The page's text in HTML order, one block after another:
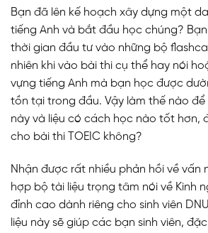
Bạn đã lên kế hoạch xây dựng một
tiếng Anh và bắt đầu học chúng?
thời gian đầu tư vào những bộ
nhiên khi vào bài thi cụ thể hay nói
vựng tiếng Anh mà bạn học được
tồn tại trong đầu. Vậy làm thế nào để
này và liệu có cách học nào tốt hơn,
cho bài thi TOEIC không?
Nhận được rất nhiều phản hồi về vấn
hợp bộ tài liệu trọng tâm nói về Kinh
đỉnh cao dành riêng cho sinh viên
liệu này sẽ giúp các bạn sinh viên,